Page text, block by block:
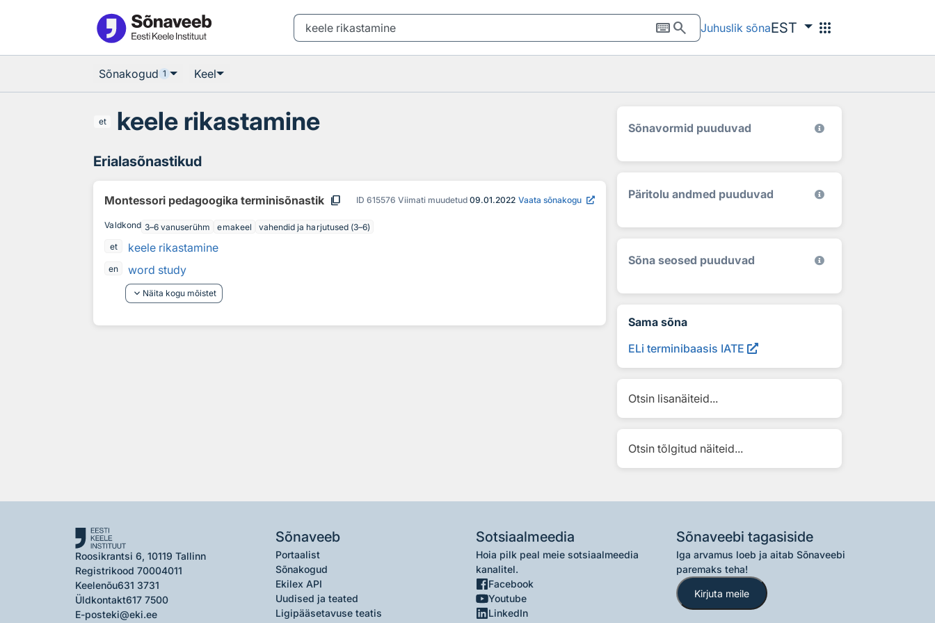
keyboardsearch Juhuslik sõnaEST apps
Sõnakogud 1 Keel
et keele rikastamine
Erialasõnastikud
Montessori pedagoogika terminisõnastik content_copy ID 615576 Viimati muudetud 09.01.2022 Vaata sõnakogu
Valdkond 3–6 vanuserühm emakeel
vahendid ja harjutused (3–6)
et
keele rikastamine
en
word study
keyboard_arrow_down Näita kogu mõistet
Sõnavormid puuduvad
Päritolu andmed puuduvad
Sõna seosed puuduvad
Sama sõna
ELi terminibaasis IATE
Otsin lisanäiteid...
Otsin tõlgitud näiteid...
Roosikrantsi 6, 10119 Tallinn
Registrikood 70004011
Keelenõu631 3731
Üldkontakt617 7500
E-posteki@eki.ee
Sõnaveeb
Portaalist
Sõnakogud
Ekilex API
Uudised ja teated
Ligipääsetavuse teatis
Sotsiaalmeedia
Hoia pilk peal meie sotsiaalmeedia
kanalitel.
Facebook
Youtube
LinkedIn
Sõnaveebi tagasiside
Iga arvamus loeb ja aitab Sõnaveebi
paremaks teha!
Kirjuta meile